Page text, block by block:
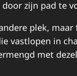
zijn pad te
plek,
vastlopen in
met